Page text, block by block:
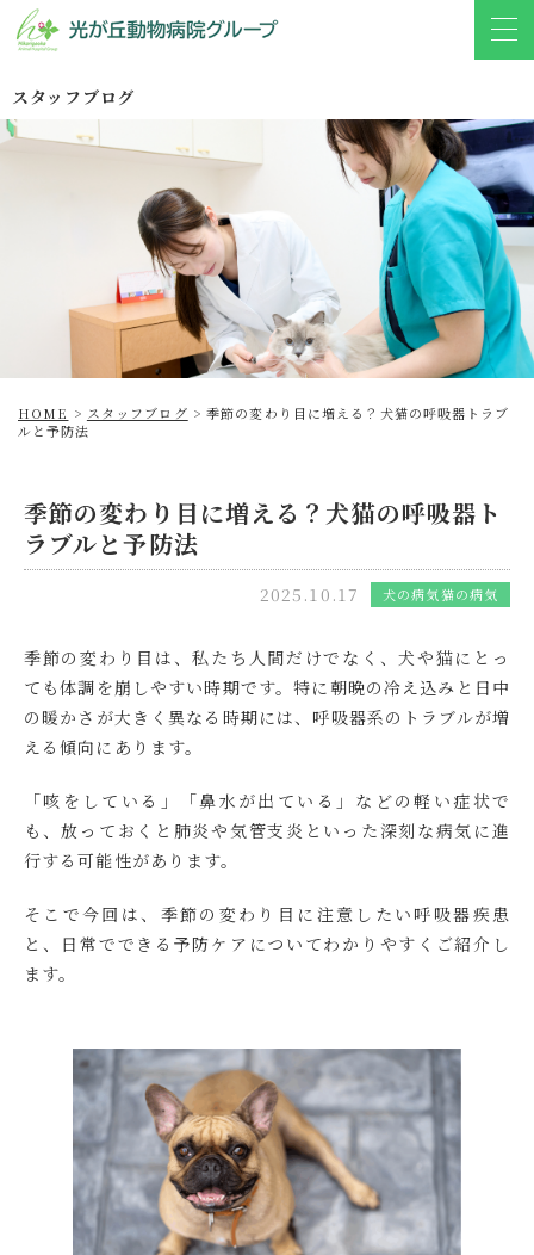
スタッフブログ
HOME > スタッフブログ >季節の変わり目に増える？犬猫の呼吸器トラブ
ルと予防法
季節の変わり目に増える？犬猫の呼吸器ト
ラブルと予防法
2025.10.17 犬の病気猫の病気
季節の変わり目は、私たち人間だけでなく、犬や猫にとっ
ても体調を崩しやすい時期です。特に朝晩の冷え込みと日中
の暖かさが大きく異なる時期には、呼吸器系のトラブルが増
える傾向にあります。
「咳をしている」「鼻水が出ている」などの軽い症状で
も、放っておくと肺炎や気管支炎といった深刻な病気に進
行する可能性があります。
そこで今回は、季節の変わり目に注意したい呼吸器疾患
と、日常でできる予防ケアについてわかりやすくご紹介し
ます。